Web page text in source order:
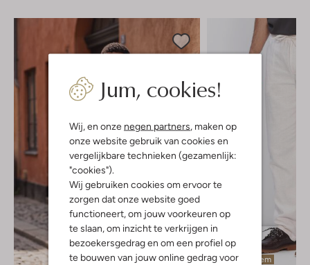
Jum, cookies!
Wij, en onze negen partners, maken op
onze website gebruik van cookies en
vergelijkbare technieken (gezamenlijk:
"cookies").
Wij gebruiken cookies om ervoor te
zorgen dat onze website goed
functioneert, om jouw voorkeuren op
te slaan, om inzicht te verkrijgen in
bezoekersgedrag en om een profiel op
te bouwen van jouw online gedrag voorLaatste item